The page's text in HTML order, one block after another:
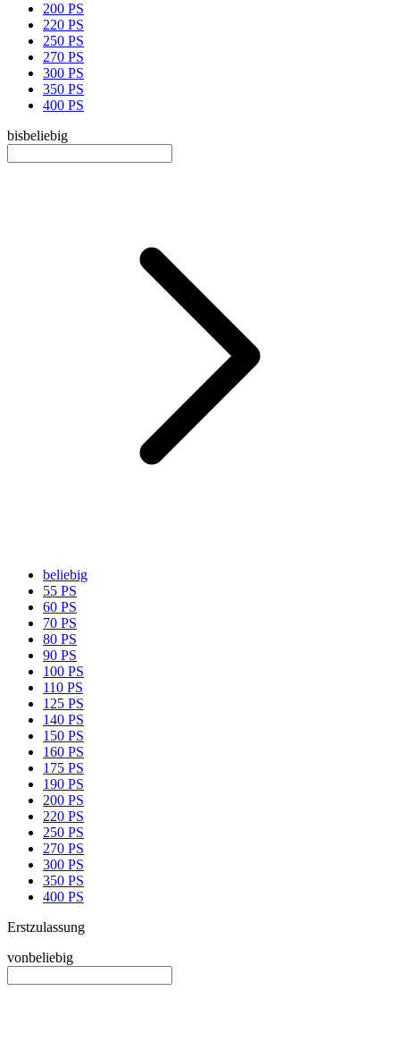
200 PS
220 PS
250 PS
270 PS
300 PS
350 PS
400 PS
bisbeliebig
beliebig
55 PS
60 PS
70 PS
80 PS
90 PS
100 PS
110 PS
125 PS
140 PS
150 PS
160 PS
175 PS
190 PS
200 PS
220 PS
250 PS
270 PS
300 PS
350 PS
400 PS
Erstzulassung
vonbeliebig